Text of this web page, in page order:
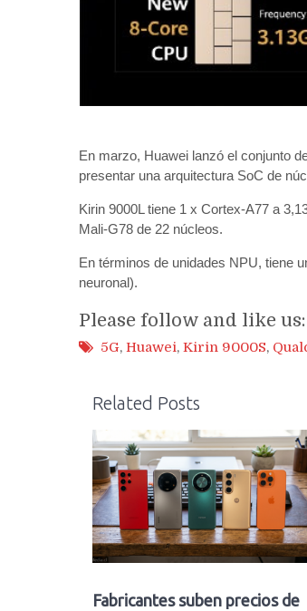
En marzo, Huawei lanzó el conjunto
presentar una arquitectura SoC de
Kirin 9000L tiene 1 x Cortex-A77 a
Mali-G78 de 22 núcleos.
En términos de unidades NPU, tiene
neuronal).
Please follow and like us:
5G, Huawei, Kirin 9000S,
Related Posts
Fabricantes suben precios de